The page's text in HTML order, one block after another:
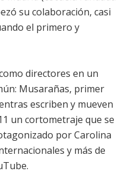
su colaboración, casi
el primero y
directores en un
Musarañas, primer
escriben y mueven
un cortometraje que se
por Carolina
y más de